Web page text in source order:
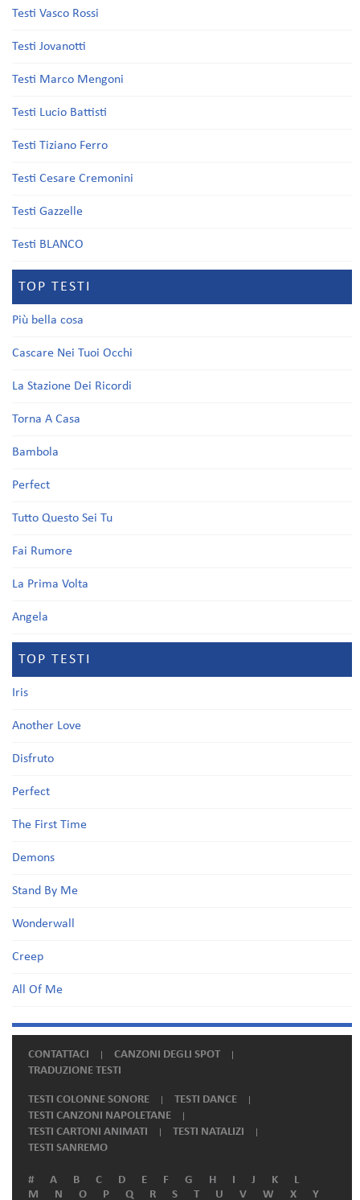
Testi Vasco Rossi
Testi Jovanotti
Testi Marco Mengoni
Testi Lucio Battisti
Testi Tiziano Ferro
Testi Cesare Cremonini
Testi Gazzelle
Testi BLANCO
TOP TESTI
Più bella cosa
Cascare Nei Tuoi Occhi
La Stazione Dei Ricordi
Torna A Casa
Bambola
Perfect
Tutto Questo Sei Tu
Fai Rumore
La Prima Volta
Angela
TOP TESTI
Iris
Another Love
Disfruto
Perfect
The First Time
Demons
Stand By Me
Wonderwall
Creep
All Of Me
CONTATTACI
CANZONI DEGLI SPOT
TRADUZIONE TESTI
TESTI COLONNE SONORE
TESTI DANCE
TESTI CANZONI NAPOLETANE
TESTI CARTONI ANIMATI
TESTI NATALIZI
TESTI SANREMO
# A B C D E F G H I J K
L
M
N O P Q R S T U V W X Y